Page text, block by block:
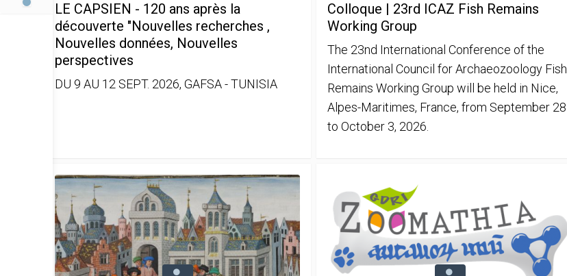
LE CAPSIEN - 120 ans après la
découverte "Nouvelles recherches ,
Nouvelles données, Nouvelles
perspectives
DU 9 AU 12 SEPT. 2026, GAFSA - TUNISIA
Colloque | 23rd ICAZ Fish Remains
Working Group
The 23nd International Conference of the
International Council for Archaeozoology Fish
Remains Working Group will be held in Nice,
Alpes-Maritimes, France, from September 28
to October 3, 2026.